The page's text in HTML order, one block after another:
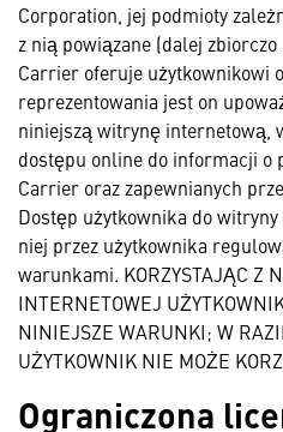
Corporation, jej podmioty
z nią powiązane (dalej
Carrier oferuje użytkownikowi
reprezentowania jest on
niniejszą witrynę internetową,
dostępu online do informacji o
Carrier oraz zapewnianych
Dostęp użytkownika do
niej przez użytkownika
warunkami. KORZYSTAJĄC Z
INTERNETOWEJ
NINIEJSZE WARUNKI; W
UŻYTKOWNIK NIE MOŻE
Ograniczona